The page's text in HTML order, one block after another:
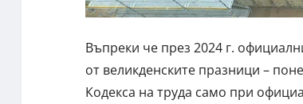
Въпреки че през 2024 г.
от великденските празници –
Кодекса на труда само при